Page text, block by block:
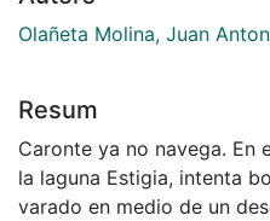
Olañeta Molina, Juan
Resum
Caronte ya no navega. En
la laguna Estigia, intenta
varado en medio de un